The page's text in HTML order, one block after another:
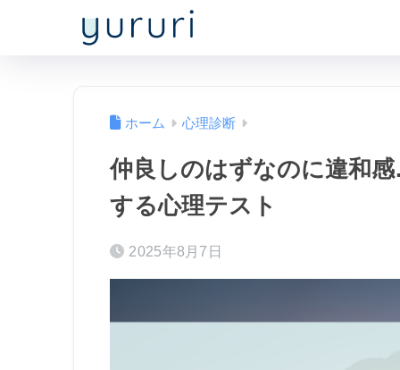
ホーム 心理診断
仲良しのはずなのに違和
する心理テスト
2025年8月7日